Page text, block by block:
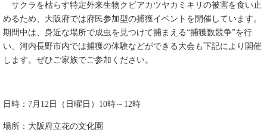
サクラを枯らす特定外来生物クビアカツヤカミキリの被害を食い止
めるため、大阪府では府民参加型の捕獲イベントを開催しています。
期間中は、身近な場所で成虫を見つけて捕まえる“捕獲数競争”を行
い、河内長野市内では捕獲の体験などができる大会も下記により開催
します。ぜひご家族でご参加ください。
日時：7月12日（日曜日）10時～12時
場所：大阪府立花の文化園